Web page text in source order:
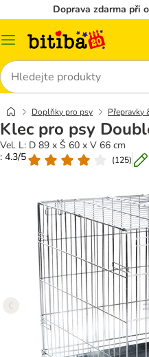
Doprava zdarma při
Kategorie
Hledat
Doplňky pro psy Přepravky
Klec pro psy
Vel. L: D 89 x Š 60 x V 66 cm
: 4.3/5
(125)